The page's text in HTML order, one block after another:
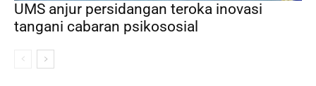
UMS anjur persidangan teroka inovasi
tangani cabaran psikososial